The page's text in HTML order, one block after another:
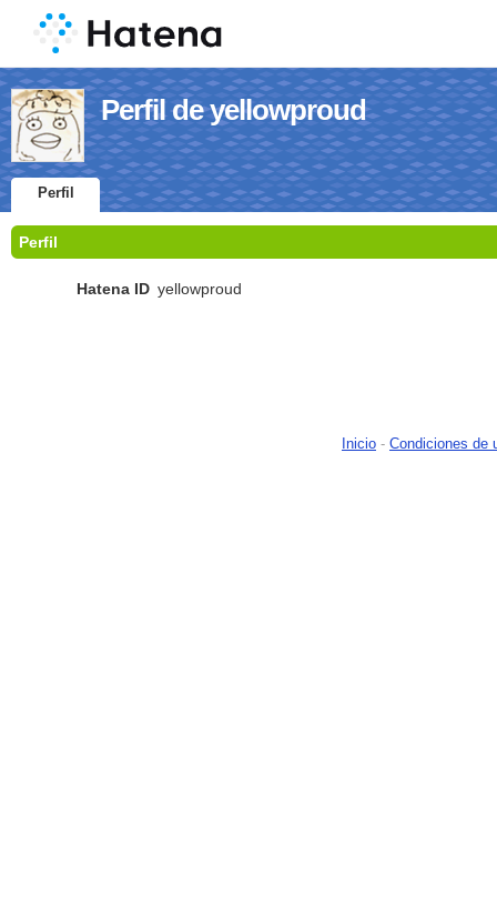
Perfil de yellowproud
Perfil
Perfil
Hatena ID yellowproud
Inicio - Condiciones de